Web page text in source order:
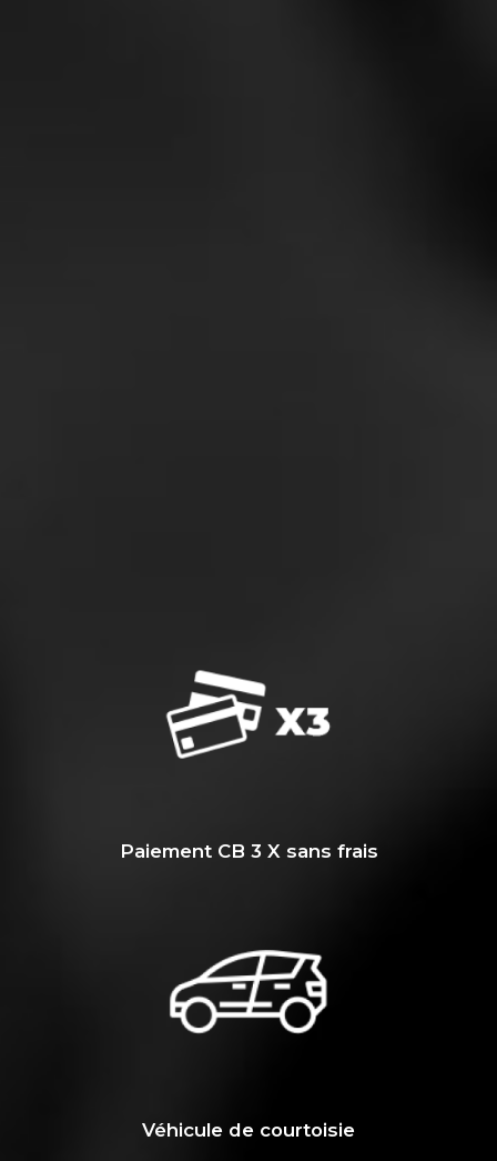
Paiement CB 3 X sans frais
Véhicule de courtoisie